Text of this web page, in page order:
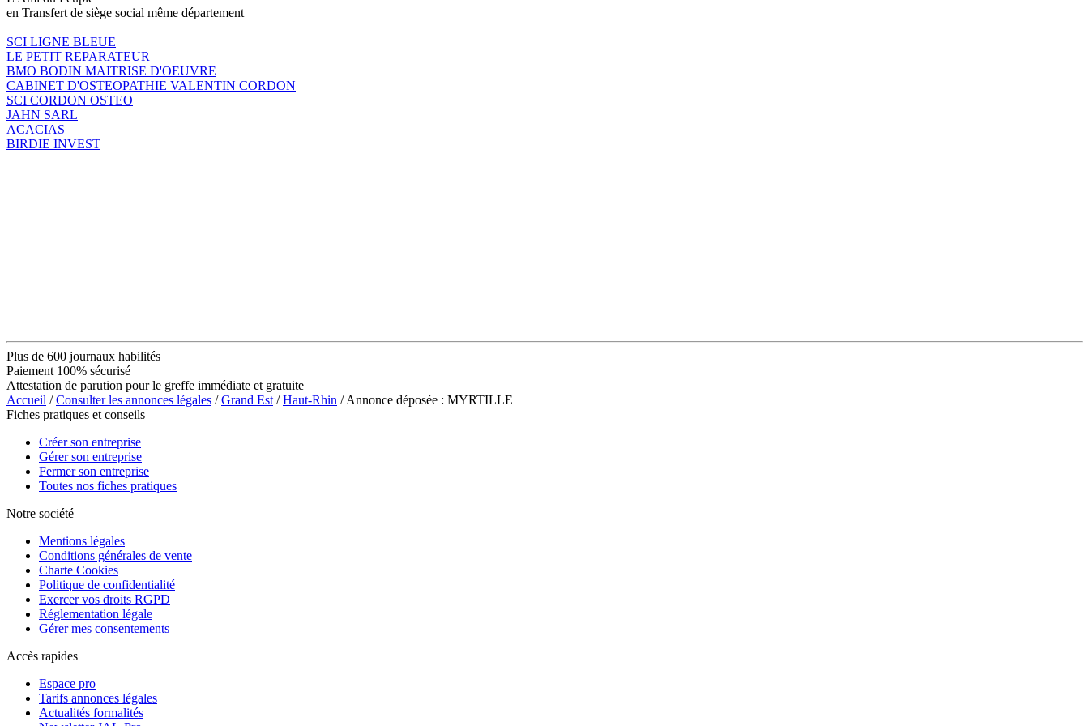
en Transfert de siège social même département
SCI LIGNE BLEUE
LE PETIT REPARATEUR
BMO BODIN MAITRISE D'OEUVRE
CABINET D'OSTEOPATHIE VALENTIN CORDON
SCI CORDON OSTEO
JAHN SARL
ACACIAS
BIRDIE INVEST
Plus de 600 journaux habilités
Paiement 100% sécurisé
Attestation de parution pour le greffe immédiate et gratuite
Accueil /Consulter les annonces légales /Grand Est /Haut-Rhin / Annonce déposée : MYRTILLE
Fiches pratiques et conseils
Créer son entreprise
Gérer son entreprise
Fermer son entreprise
Toutes nos fiches pratiques
Notre société
Mentions légales
Conditions générales de vente
Charte Cookies
Politique de confidentialité
Exercer vos droits RGPD
Réglementation légale
Gérer mes consentements
Accès rapides
Espace pro
Tarifs annonces légales
Actualités formalités